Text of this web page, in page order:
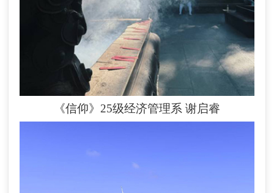
《信仰》25级经济管理系 谢启睿